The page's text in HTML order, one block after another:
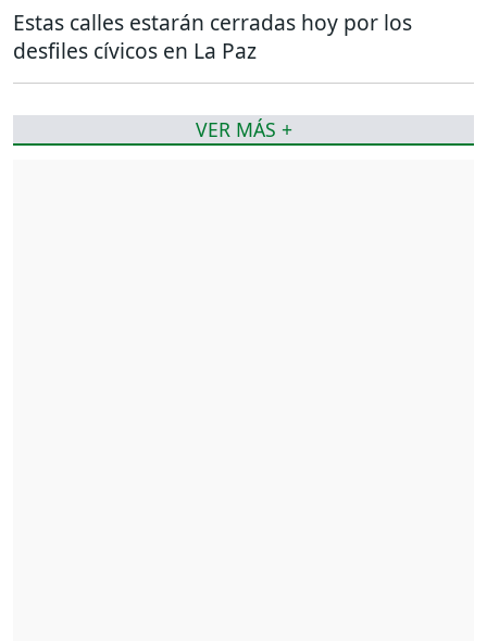
Estas calles estarán cerradas hoy por los
desfiles cívicos en La Paz
VER MÁS +